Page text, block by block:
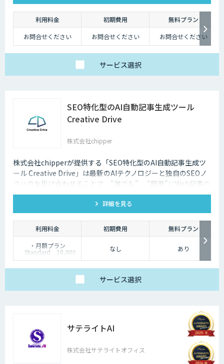
利用料金 初期費用
無料プラン
お問合せください
お問合せください お問合せください
サービス選択
SEO特化型のAI自動記事生成ツール
Creative Drive
株式会社chipper
株式会社chipperが提供する「SEO特化型のAI自動記事生成ツ
ール Creative Drive」は最新のAIテクノロジーと独自のSEOノ
ウハウを掛け合わせることで、“誰でも”、 “簡単”にWeb記事の
執筆によるコンテンツマーケティングを可能にします。
詳細を見る
利用料金 初期費用
無料プラン
・月額プラン
Standard 10,000
円
Premium. 50,000円
・年額プラン
Premium. 450,000
円（37,500円/月)
※全て税込価格
なし あり
サービス選択
サテライトAI
株式会社サテライトオフィス